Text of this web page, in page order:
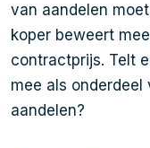
van aandelen
koper beweert
contractprijs. Telt
mee als onderdeel
aandelen?